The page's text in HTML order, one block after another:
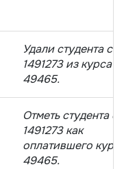
Удали студента с
1491273 из курса с
49465.
Отметь студента с
1491273 как
оплатившего курс
49465.